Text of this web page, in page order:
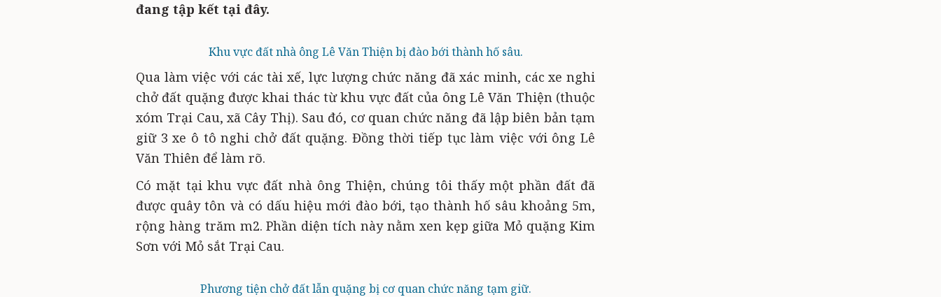
đang tập kết tại đây.
Khu vực đất nhà ông Lê Văn Thiện bị đào bới thành hố sâu.
Qua làm việc với các tài xế, lực lượng chức năng đã xác minh, các xe nghi
chở đất quặng được khai thác từ khu vực đất của ông Lê Văn Thiện (thuộc
xóm Trại Cau, xã Cây Thị). Sau đó, cơ quan chức năng đã lập biên bản tạm
giữ 3 xe ô tô nghi chở đất quặng. Đồng thời tiếp tục làm việc với ông Lê
Văn Thiên để làm rõ.
Có mặt tại khu vực đất nhà ông Thiện, chúng tôi thấy một phần đất đã
được quây tôn và có dấu hiệu mới đào bới, tạo thành hố sâu khoảng 5m,
rộng hàng trăm m2. Phần diện tích này nằm xen kẹp giữa Mỏ quặng Kim
Sơn với Mỏ sắt Trại Cau.
Phương tiện chở đất lẫn quặng bị cơ quan chức năng tạm giữ.